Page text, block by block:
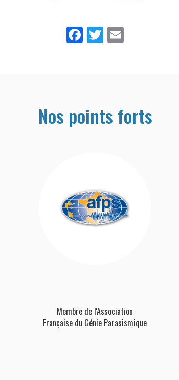
Facebook
Twitter
Nos points forts
Membre de l'Association
Française du Génie Parasismique